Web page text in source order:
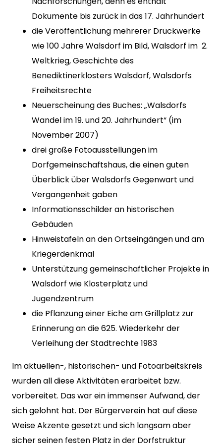
Dokumente bis zurück in das 17. Jahrhundert
die Veröffentlichung mehrerer Druckwerke
wie 100 Jahre Walsdorf im Bild, Walsdorf im 2.
Weltkrieg, Geschichte des
Benediktinerklosters Walsdorf, Walsdorfs
Freiheitsrechte
Neuerscheinung des Buches: „Walsdorfs
Wandel im 19. und 20. Jahrhundert“ (im
November 2007)
drei große Fotoausstellungen im
Dorfgemeinschaftshaus, die einen guten
Überblick über Walsdorfs Gegenwart und
Vergangenheit gaben
Informationsschilder an historischen
Gebäuden
Hinweistafeln an den Ortseingängen und am
Kriegerdenkmal
Unterstützung gemeinschaftlicher Projekte in
Walsdorf wie Klosterplatz und
Jugendzentrum
die Pflanzung einer Eiche am Grillplatz zur
Erinnerung an die 625. Wiederkehr der
Verleihung der Stadtrechte 1983
Im aktuellen-, historischen- und Fotoarbeitskreis
wurden all diese Aktivitäten erarbeitet bzw.
vorbereitet. Das war ein immenser Aufwand, der
sich gelohnt hat. Der Bürgerverein hat auf diese
Weise Akzente gesetzt und sich langsam aber
sicher seinen festen Platz in der Dorfstruktur